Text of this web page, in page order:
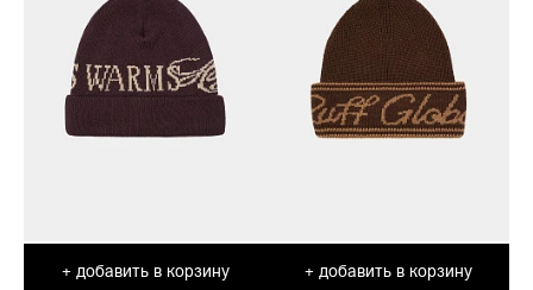
+ добавить в корзину + добавить в корзину